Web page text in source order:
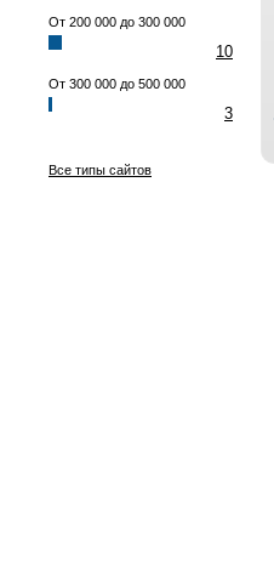
От 200 000 до 300 000
10
От 300 000 до 500 000
3
Все типы сайтов